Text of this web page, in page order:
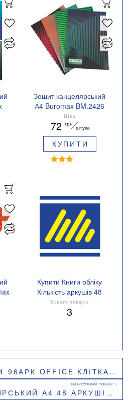
Зошит канцелярський
А4 Buromax BM.2426
Ціна
72 грн
штука
КУПИТИ
Купити Книги обліку
Кількість аркушів 48
Всього товарів
3
КЛІТКА BUROMAX BM.2402
48 АРКУШІВ BUROMAX BM.2434